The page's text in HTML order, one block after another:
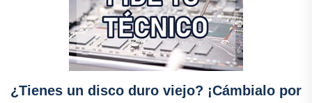
¿Tienes un disco duro viejo? ¡Cámbialo por